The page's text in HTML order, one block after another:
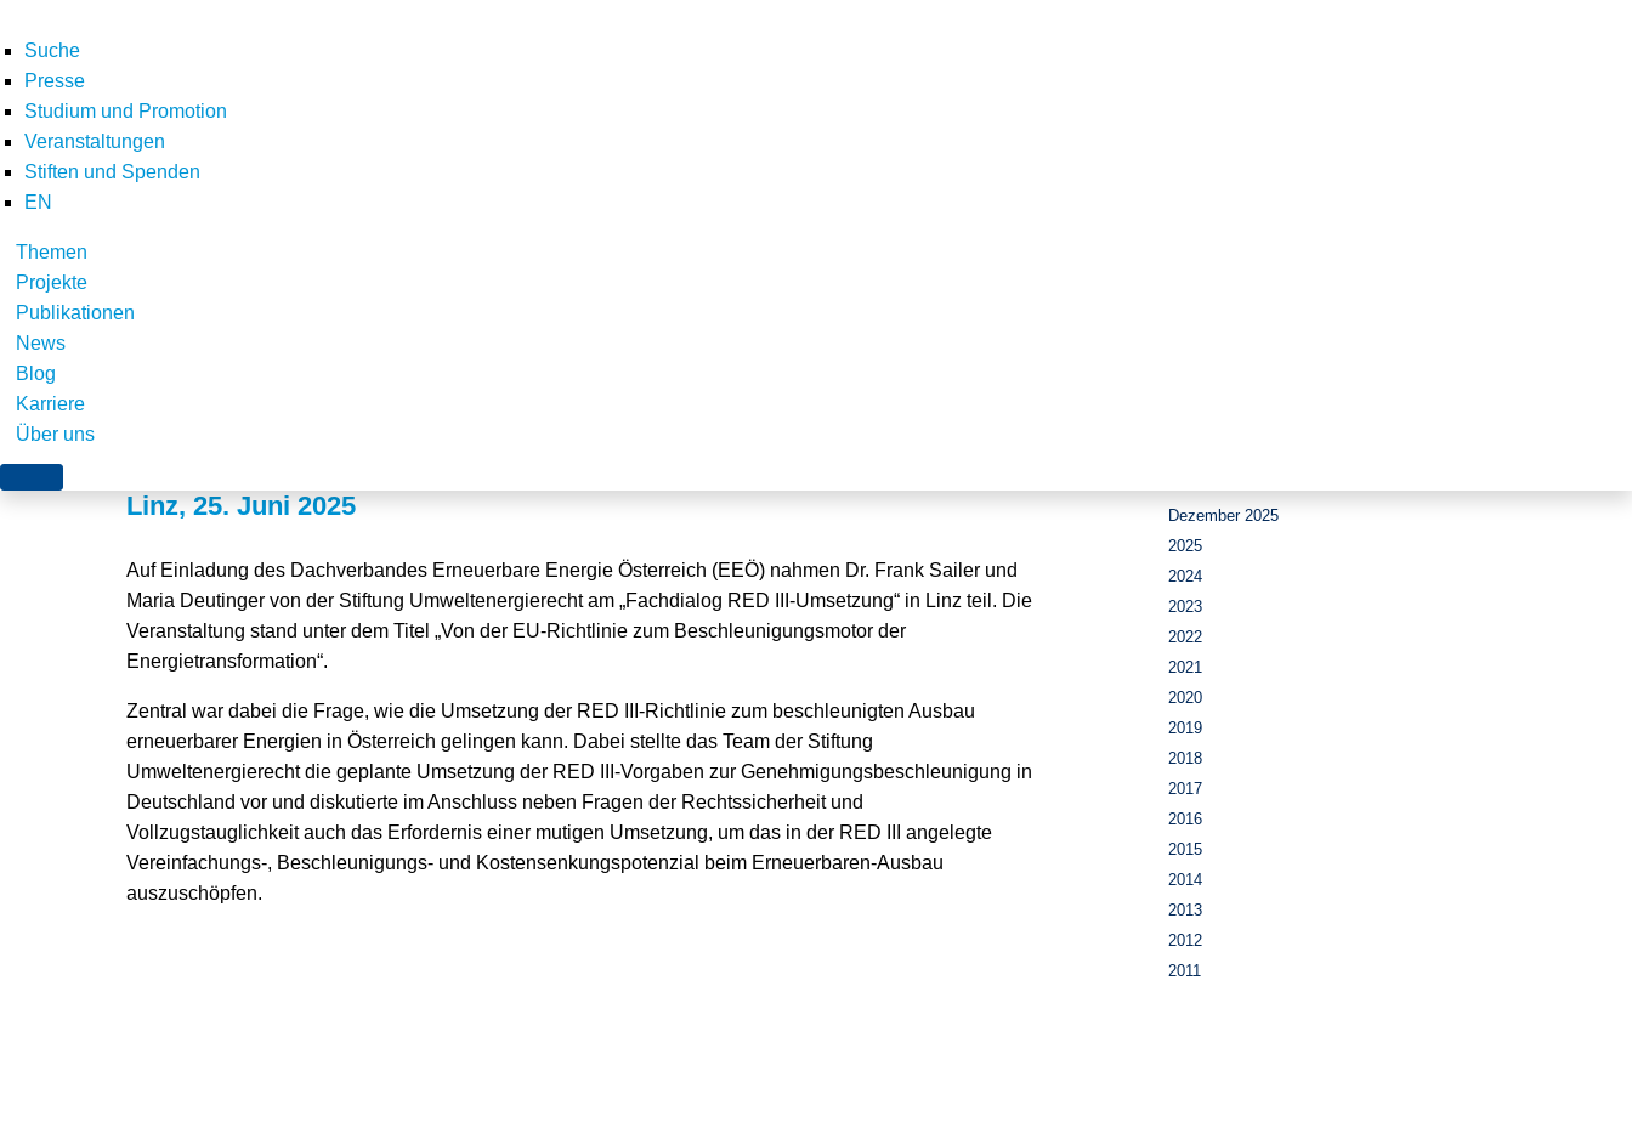
Suche
Presse
Studium und Promotion
Veranstaltungen
Stiften und Spenden
EN
Themen
Projekte
Publikationen
News
Blog
Karriere
Über uns
RED III-Umsetzung voneinander lernen? – Ein
Linz, 25. Juni 2025
Auf Einladung des Dachverbandes Erneuerbare Energie Österreich (EEÖ) nahmen Dr. Frank Sailer und
Maria Deutinger von der Stiftung Umweltenergierecht am „Fachdialog RED III-Umsetzung“ in Linz teil. Die
Veranstaltung stand unter dem Titel „Von der EU-Richtlinie zum Beschleunigungsmotor der
Energietransformation“.
Zentral war dabei die Frage, wie die Umsetzung der RED III-Richtlinie zum beschleunigten Ausbau
erneuerbarer Energien in Österreich gelingen kann. Dabei stellte das Team der Stiftung
Umweltenergierecht die geplante Umsetzung der RED III-Vorgaben zur Genehmigungsbeschleunigung in
Deutschland vor und diskutierte im Anschluss neben Fragen der Rechtssicherheit und
Vollzugstauglichkeit auch das Erfordernis einer mutigen Umsetzung, um das in der RED III angelegte
Vereinfachungs-, Beschleunigungs- und Kostensenkungspotenzial beim Erneuerbaren-Ausbau
auszuschöpfen.
Dezember 2025
2025
2024
2023
2022
2021
2020
2019
2018
2017
2016
2015
2014
2013
2012
2011